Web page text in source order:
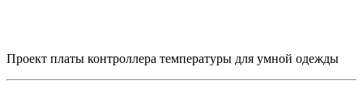
Проект платы контроллера температуры для умной одежды